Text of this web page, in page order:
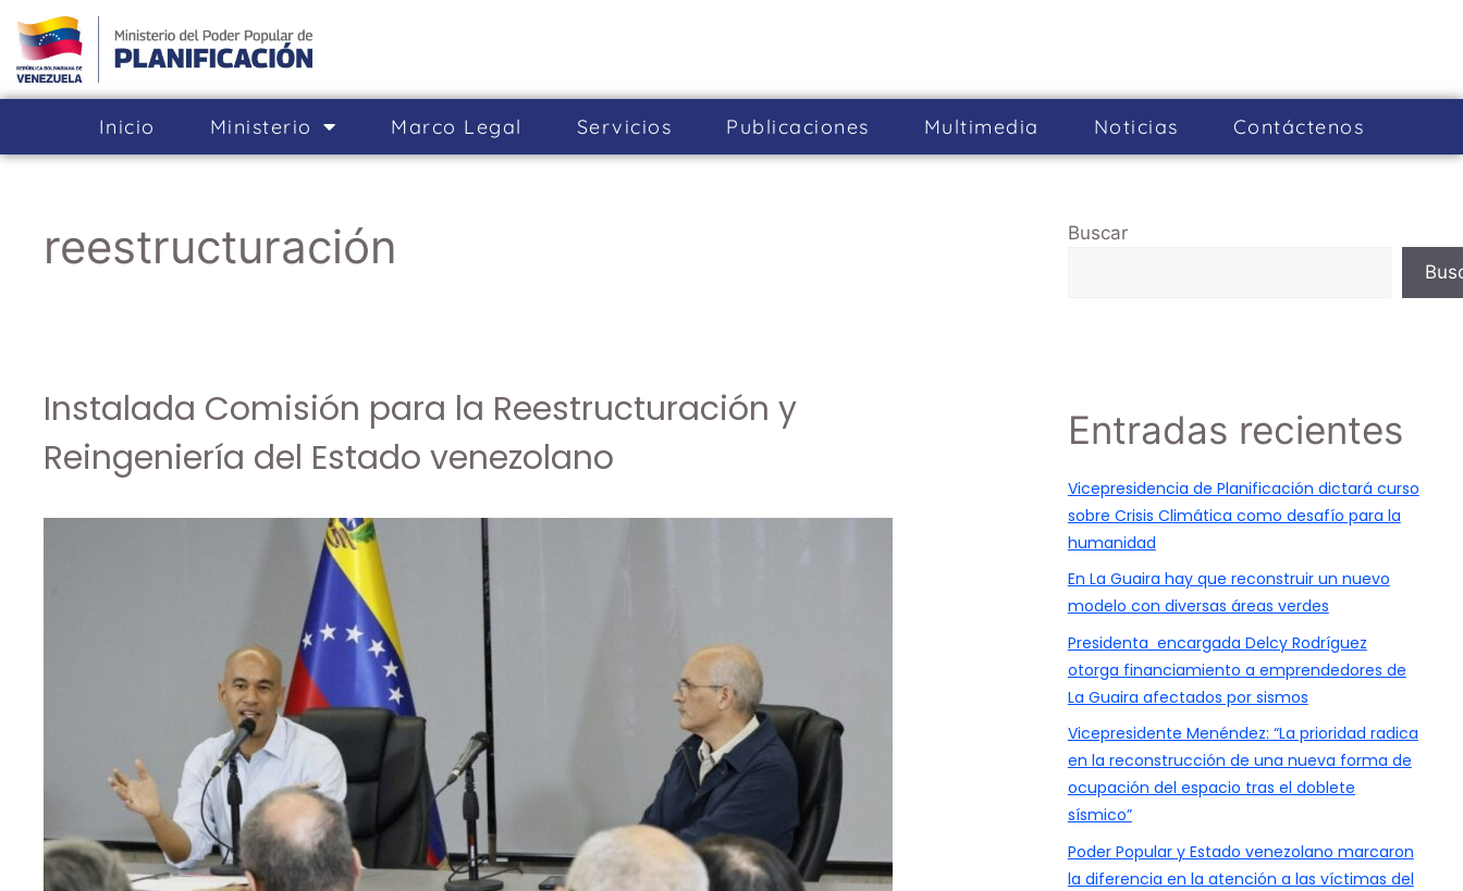
Inicio Ministerio Marco Legal Servicios Publicaciones Multimedia Noticias Cont­áctenos
reestructuración
Instalada Comisión para la Reestructuración y
Reingeniería del Estado venezolano
Buscar
Entradas recientes
Vicepresidencia de Planificación dictará curso
sobre Crisis Climática como desafío para la
humanidad
En La Guaira hay que reconstruir un nuevo
modelo con diversas áreas verdes
Presidenta encargada Delcy Rodríguez
otorga financiamiento a emprendedores de
La Guaira afectados por sismos
Vicepresidente Menéndez: “La prioridad radica
en la reconstrucción de una nueva forma de
ocupación del espacio tras el doblete
sísmico”
Poder Popular y Estado venezolano marcaron
la diferencia en la atención a las víctimas del